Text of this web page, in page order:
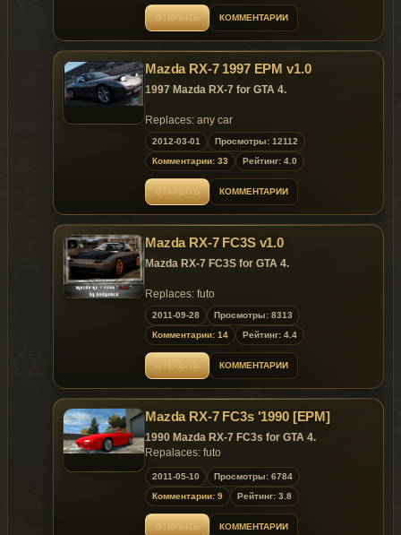
color 1:body;
color 2:interior;
- .wft 3.35mb;
-.wtd 1.57mb.
Replaces: any car
КОММЕНТАРИИ
Mazda RX-7 1997 EPM v1.0
1997 Mazda RX-7 for GTA 4.
Replaces: any car
2012-03-01
Просмотры: 12112
Комментарии: 33
Рейтинг: 4.0
КОММЕНТАРИИ
Mazda RX-7 FC3S v1.0
Mazda RX-7 FC3S for GTA 4.
Replaces: futo
Model is exclusive to GtaMania.ru & Fire-
Starter-Team.ru sites until 12.10.2011!
2011-09-28
Просмотры: 8313
Комментарии: 14
Рейтинг: 4.4
КОММЕНТАРИИ
Mazda RX-7 FC3s '1990 [EPM]
1990 Mazda RX-7 FC3s for GTA 4.
Repalaces: futo
2011-05-10
Просмотры: 6784
Комментарии: 9
Рейтинг: 3.8
КОММЕНТАРИИ